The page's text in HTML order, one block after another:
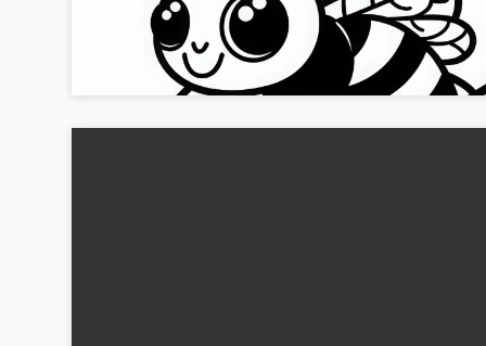
Hent den gratis malerskabelon af en hveps på et blad og
design den efter dine egne idéer. Download nu!...